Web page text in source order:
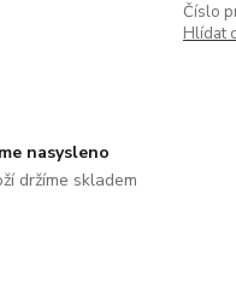
Číslo
Hlídat
nasysleno
držíme skladem